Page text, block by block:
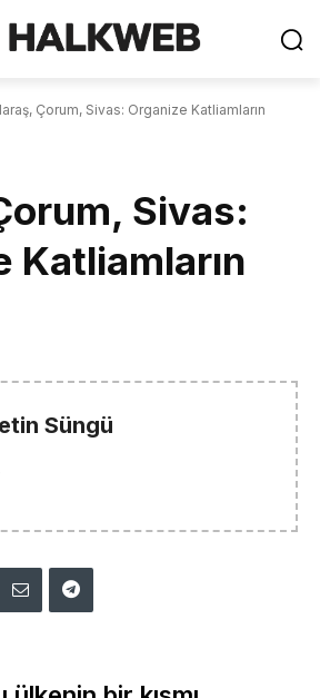
Çorum, Sivas: Organize Katliamların
Sivas:
Katliamların
Süngü